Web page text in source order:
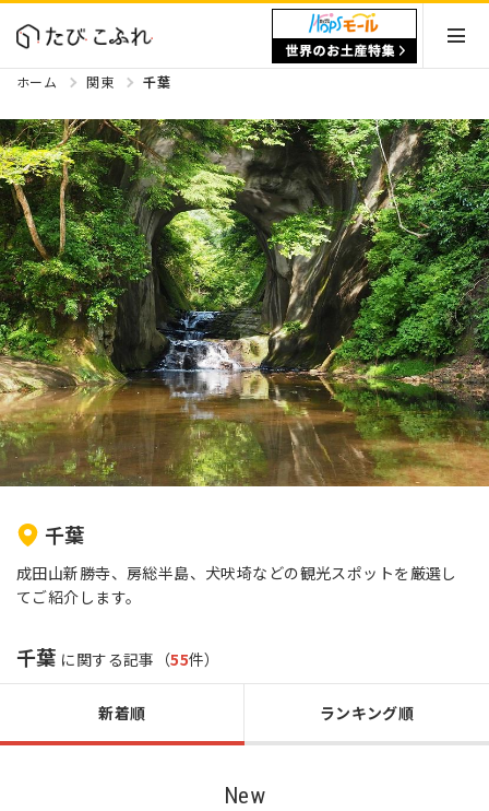
ホーム 関東 千葉
千葉
成田山新勝寺、房総半島、犬吠埼などの観光スポットを厳選し
てご紹介します。
千葉 に関する記事（55件）
新着順 ランキング順
New